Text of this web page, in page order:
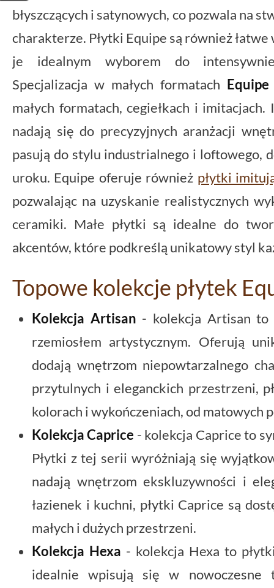
błyszczących i satynowych, co pozwala na
charakterze. Płytki Equipe są również
je idealnym wyborem do
Specjalizacja w małych formatach
małych formatach, cegiełkach i
nadają się do precyzyjnych aranżacji
pasują do stylu industrialnego i loftowego,
uroku. Equipe oferuje również płytki
pozwalając na uzyskanie realistycznych
ceramiki. Małe płytki są idealne do
akcentów, które podkreślą unikatowy styl
Topowe kolekcje płytek
Kolekcja Artisan - kolekcja Artisan to
rzemiosłem artystycznym. Oferują
dodają wnętrzom niepowtarzalnego
przytulnych i eleganckich przestrzeni,
kolorach i wykończeniach, od matowych
Kolekcja Caprice - kolekcja Caprice to
Płytki z tej serii wyróżniają się
nadają wnętrzom ekskluzywności i
łazienek i kuchni, płytki Caprice są
małych i dużych przestrzeni.
Kolekcja Hexa - kolekcja Hexa to
idealnie wpisują się w nowoczesne